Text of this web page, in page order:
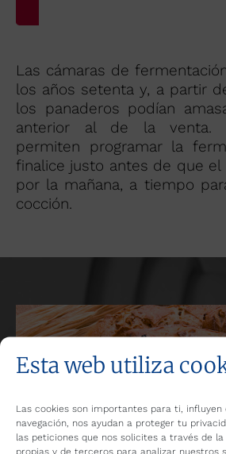
Esta web utiliza
Las cookies son importantes para ti, influyen
navegación, nos ayudan a proteger tu
las peticiones que nos solicites a través de
propias y de terceros para analizar nuestros
Las cámaras de
los años setenta y, a partir
los panaderos podían
anterior al de la venta.
permiten programar la
finalice justo antes de que el
por la mañana, a tiempo
cocción.